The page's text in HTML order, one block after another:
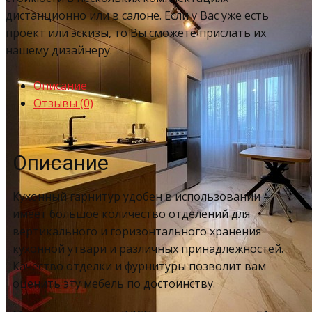
дистанционно или в салоне. Если у Вас уже есть
проект или эскизы, то Вы сможете прислать их
нашему дизайнеру.
Описание
Отзывы (0)
Описание
Кухонный гарнитур удобен в использовании –
имеет большое количество отделений для
вертикального и горизонтального хранения
кухонной утвари и различных принадлежностей.
Качество отделки и фурнитуры позволит вам
оценить эту мебель по достоинству.